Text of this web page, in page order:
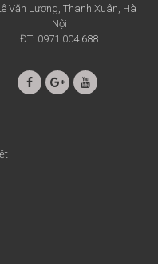
Văn Lương, Thanh Xuân, Hà
Nội
ĐT: 0971 004 688